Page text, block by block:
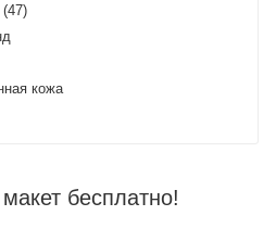
кожа
бесплатно!